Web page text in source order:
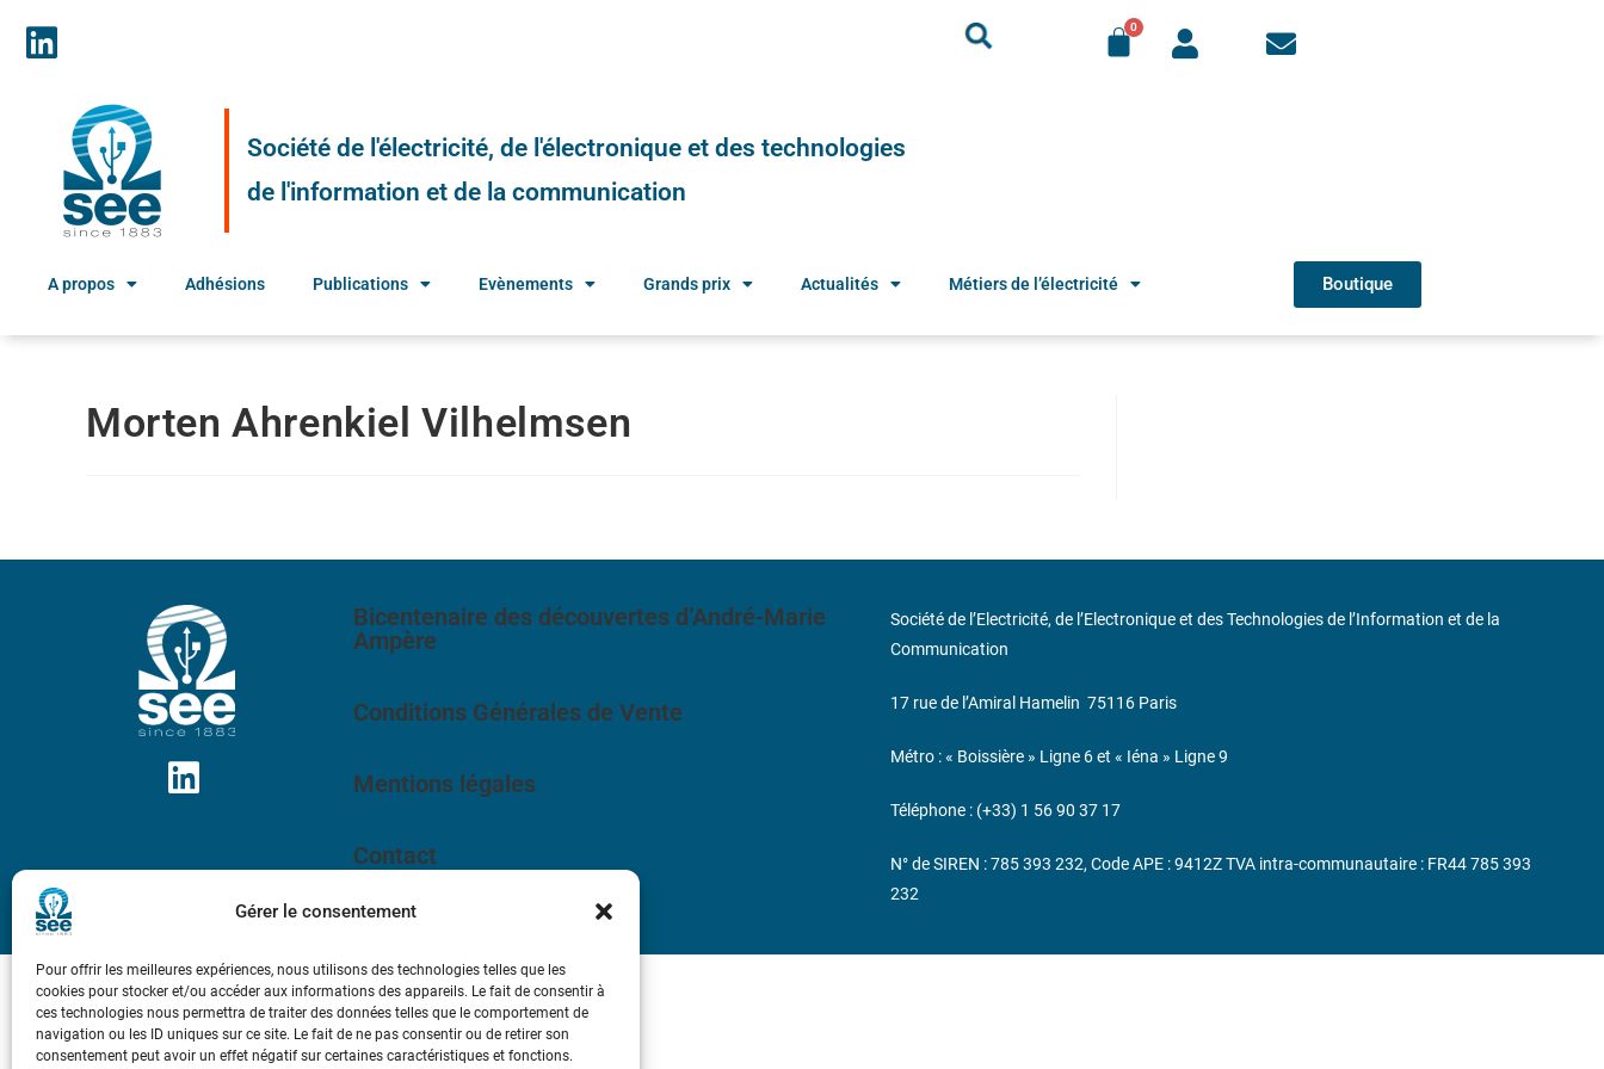
Gérer le consentement
Pour offrir les meilleures expériences, nous utilisons des technologies telles que les
cookies pour stocker et/ou accéder aux informations des appareils. Le fait de consentir à
ces technologies nous permettra de traiter des données telles que le comportement de
navigation ou les ID uniques sur ce site. Le fait de ne pas consentir ou de retirer son
consentement peut avoir un effet négatif sur certaines caractéristiques et fonctions.
Société de l'électricité, de l'électronique et des technologies
de l'information et de la communication
A propos Adhésions Publications Evènements Grands prix Actualités Métiers de l’électricité Boutique
Morten Ahrenkiel Vilhelmsen
Bicentenaire des découvertes d’André-Marie
Ampère
Conditions Générales de Vente
Mentions légales
Contact
Société de l’Electricité, de l’Electronique et des Technologies de l’Information et de la
Communication
17 rue de l’Amiral Hamelin 75116 Paris
Métro : « Boissière » Ligne 6 et « Iéna » Ligne 9
Téléphone : (+33) 1 56 90 37 17
N° de SIREN : 785 393 232, Code APE : 9412Z TVA intra-communautaire : FR44 785 393
232